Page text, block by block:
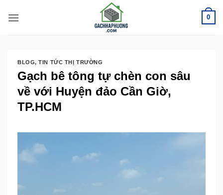
qua
nội
0
BLOG,TIN TỨC THỊ TRƯỜNG
Gạch bê tông tự chèn con sâu
về với Huyện đảo Cần Giờ,
TP.HCM